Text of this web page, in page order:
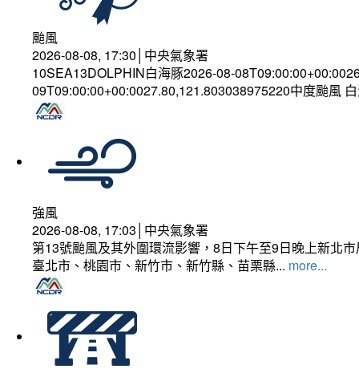
颱風
2026-08-08, 17:30│中央氣象署
10SEA13DOLPHIN白海豚2026-08-
09T09:00:00+00:0027.80,121.803038975220中度颱風
強風
2026-08-08, 17:03│中央氣象署
第13號颱風及其外圍環流影響，8日下午至9日晚上新北
臺北市、桃園市、新竹市、新竹縣、苗栗縣... more...